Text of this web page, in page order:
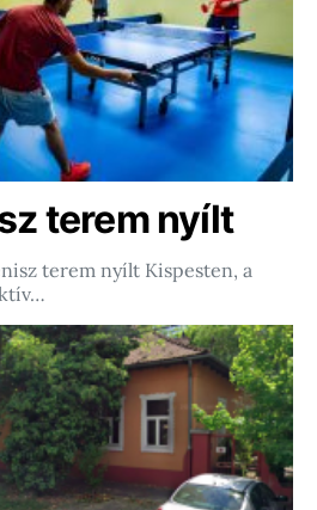
terem nyílt
terem nyílt Kispesten, a